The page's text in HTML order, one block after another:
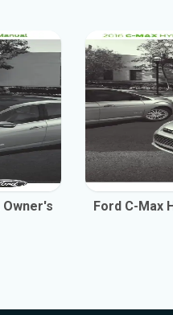
Owner's
Ford C-Max